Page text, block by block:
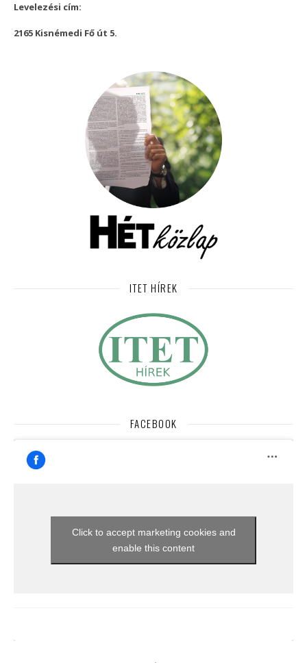
Levelezési cím:
2165 Kisnémedi Fő út 5.
ITET HÍREK
FACEBOOK
Click to accept marketing cookies and
enable this content